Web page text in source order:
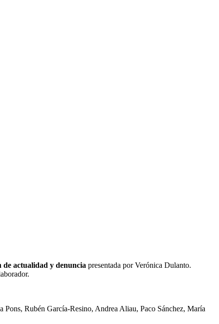
de actualidad y denuncia presentada por Verónica Dulanto.
Rubén García-Resino, Andrea Aliau, Paco Sánchez, María